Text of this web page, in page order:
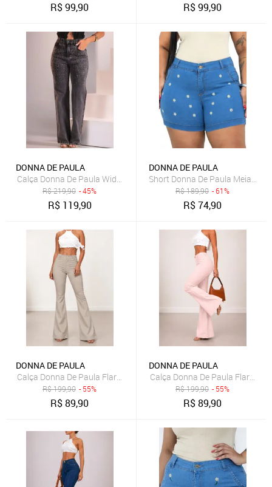
R$99,90 R$99,90
DONNA DE PAULA
R$219,90 - 45%
R$ 119,90
DONNA DE PAULA
Short Donna De Paula Meia
R$189,90 - 61%
R$74,90
DONNA DE PAULA
Calça Donna De Paula Flare Cinza Claro Feminina Jeans Com
R$199,90 - 55%
R$89,90
DONNA DE PAULA
Calça Donna De Paula Flare
R$199,90 - 55%
R$89,90